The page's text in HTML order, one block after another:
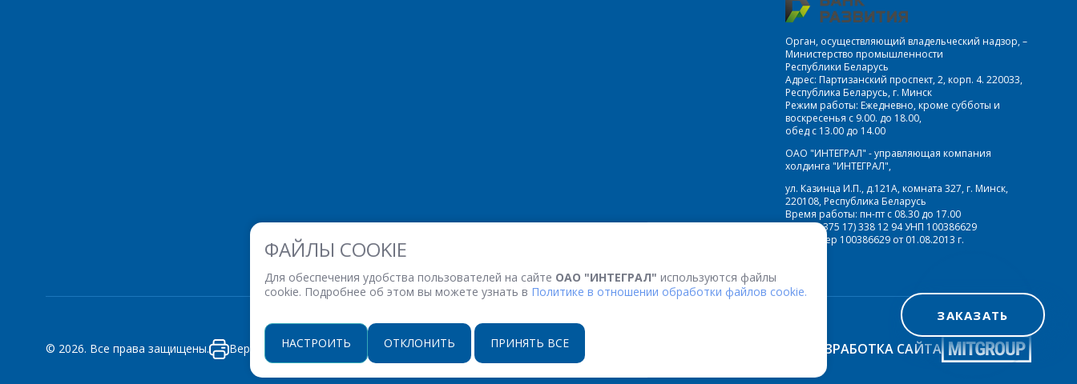
ФАЙЛЫ COOKIE
Для обеспечения удобства пользователей на сайте ОАО "ИНТЕГРАЛ" используются файлы
cookie. Подробнее об этом вы можете узнать в Политике в отношении обработки файлов cookie.
НАСТРОИТЬ ОТКЛОНИТЬ ПРИНЯТЬ ВСЕ
Орган, осуществляющий владельческий надзор, –
Министерство промышленности
Республики Беларусь
Адрес: Партизанский проспект, 2, корп. 4. 220033,
Республика Беларусь, г. Минск
Режим работы: Ежедневно, кроме субботы и
воскресенья с 9.00. до 18.00,
обед с 13.00 до 14.00
ОАО "ИНТЕГРАЛ" - управляющая компания
холдинга "ИНТЕГРАЛ",
ул. Казинца И.П., д.121А, комната 327, г. Минск,
220108, Республика Беларусь
Время работы: пн-пт с 08.30 до 17.00
Факс: (+375 17) 338 12 94 УНП 100386629
Рег. номер 100386629 от 01.08.2013 г.
© 2026. Все права защищены. Версия для печати НАСТРОЙКИ COOKIE РАЗРАБОТКА САЙТА
ЗАКАЗАТЬ